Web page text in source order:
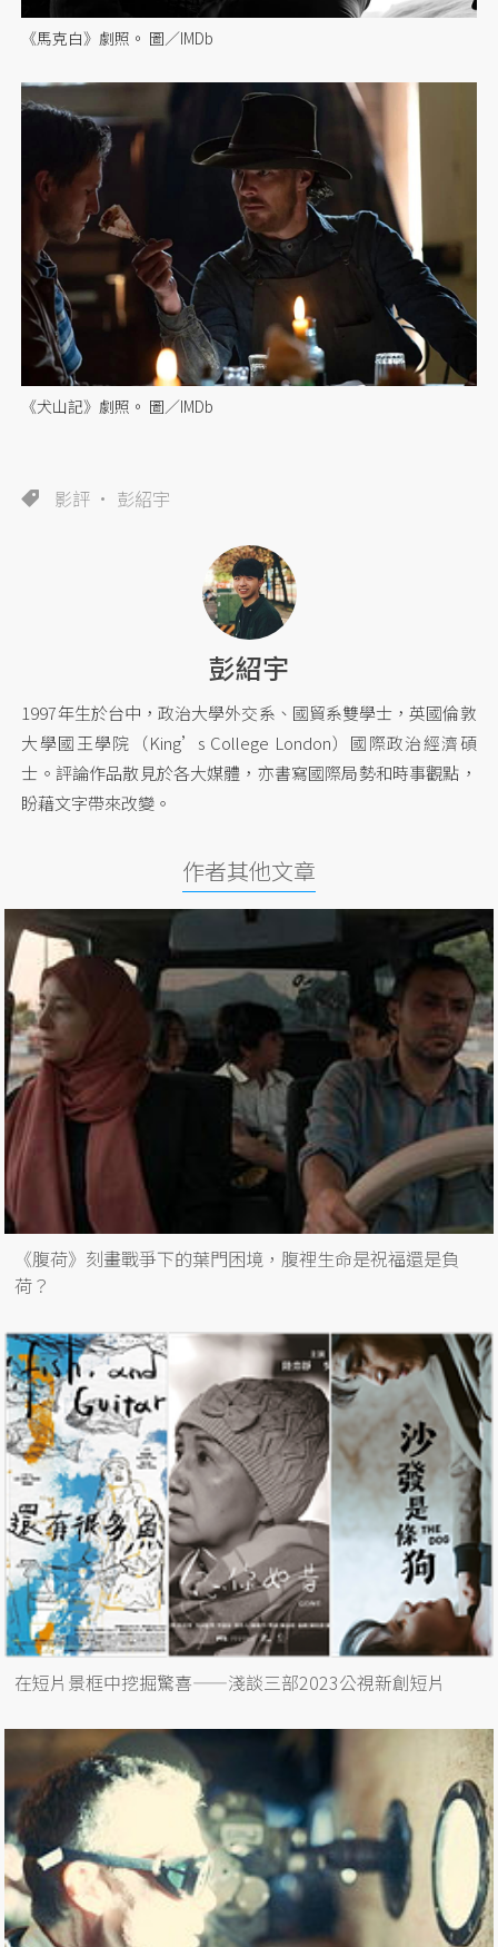
《馬克白》劇照。 圖／IMDb
《犬山記》劇照。 圖／IMDb
影評 彭紹宇
彭紹宇
1997年生於台中，政治大學外交系、國貿系雙學士，英國倫敦
大學國王學院（King’s College London）國際政治經濟碩
士。評論作品散見於各大媒體，亦書寫國際局勢和時事觀點，
盼藉文字帶來改變。
作者其他文章
《腹荷》刻畫戰爭下的葉門困境，腹裡生命是祝福還是負
荷？
在短片景框中挖掘驚喜——淺談三部2023公視新創短片